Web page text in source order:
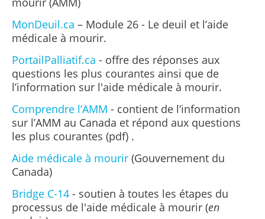
MonDeuil.ca – Module 26 - Le deuil et l’aide
médicale à mourir.
PortailPalliatif.ca - offre des réponses aux
questions les plus courantes ainsi que de
l’information sur l'aide médicale à mourir.
Comprendre l’AMM - contient de l’information
sur l’AMM au Canada et répond aux questions
les plus courantes (pdf) .
Aide médicale à mourir (Gouvernement du
Canada)
Bridge C-14 - soutien à toutes les étapes du
processus de l'aide médicale à mourir (en